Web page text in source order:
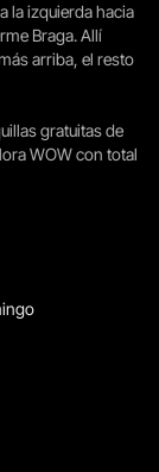
la izquierda hacia
Braga. Allí
arriba, el resto
gratuitas de
WOW con total